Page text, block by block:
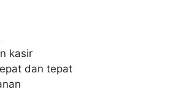
kasir
dan tepat